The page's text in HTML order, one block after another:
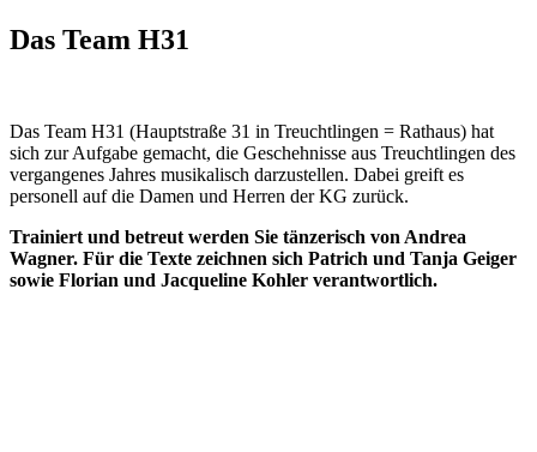
Das Team H31
Das Team H31 (Hauptstraße 31 in Treuchtlingen = Rathaus) hat
sich zur Aufgabe gemacht, die Geschehnisse aus Treuchtlingen des
vergangenes Jahres musikalisch darzustellen. Dabei greift es
personell auf die Damen und Herren der KG zurück.
Trainiert und betreut werden Sie tänzerisch von Andrea
Wagner. Für die Texte zeichnen sich Patrich und Tanja Geiger
sowie Florian und Jacqueline Kohler verantwortlich.